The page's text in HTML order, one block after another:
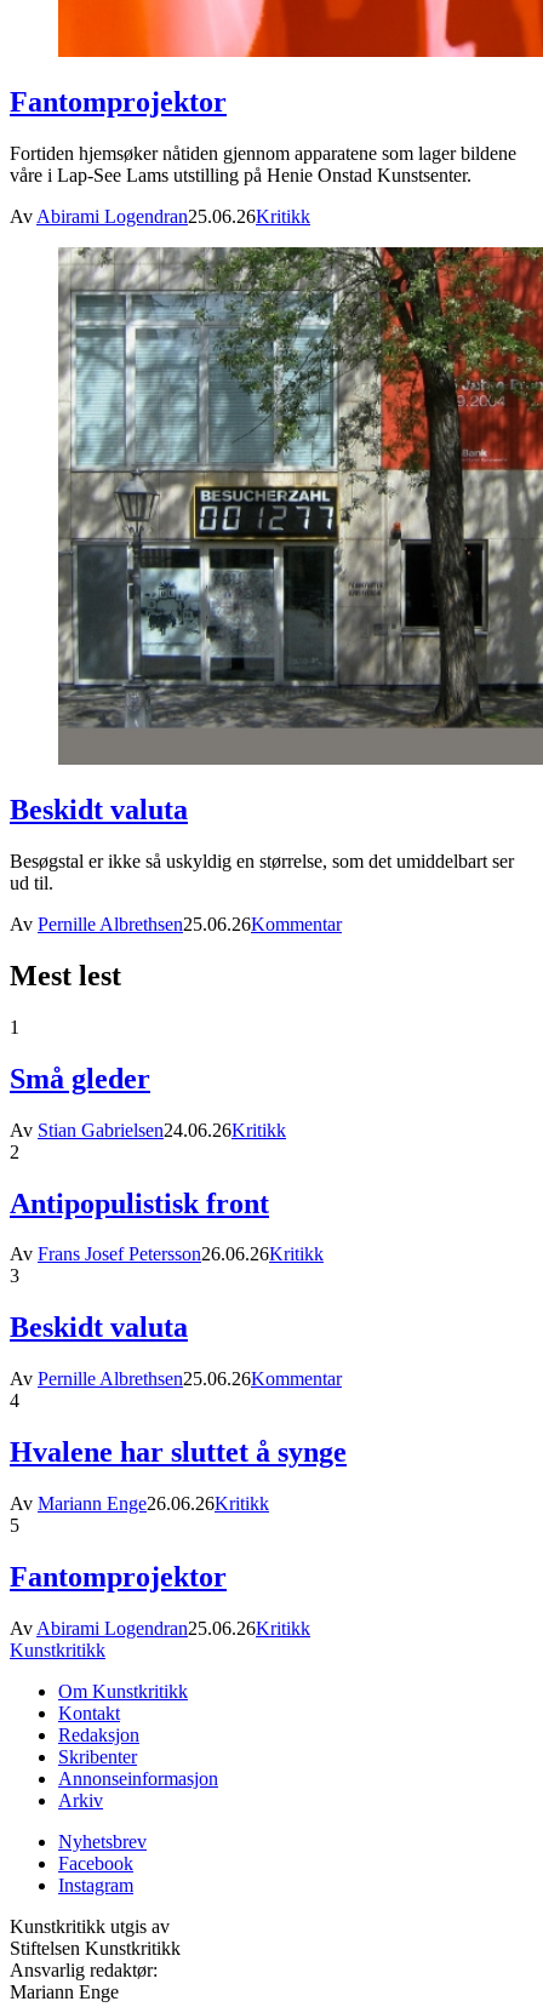
Fantomprojektor
Fortiden hjemsøker nåtiden gjennom apparatene som lager bildene
våre i Lap-See Lams utstilling på Henie Onstad Kunstsenter.
Av Abirami Logendran25.06.26Kritikk
Beskidt valuta
Besøgstal er ikke så uskyldig en størrelse, som det umiddelbart ser
ud til.
Av Pernille Albrethsen25.06.26Kommentar
Mest lest
1
Små gleder
Av Stian Gabrielsen24.06.26Kritikk
2
Antipopulistisk front
Av Frans Josef Petersson26.06.26Kritikk
3
Beskidt valuta
Av Pernille Albrethsen25.06.26Kommentar
4
Hvalene har sluttet å synge
Av Mariann Enge26.06.26Kritikk
5
Fantomprojektor
Av Abirami Logendran25.06.26Kritikk
Kunstkritikk
Om Kunstkritikk
Kontakt
Redaksjon
Skribenter
Annonseinformasjon
Arkiv
Nyhetsbrev
Facebook
Instagram
Kunstkritikk utgis av
Stiftelsen Kunstkritikk
Ansvarlig redaktør:
Mariann Enge